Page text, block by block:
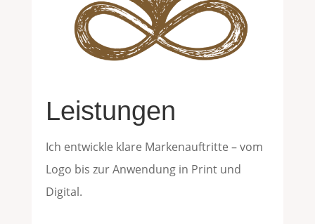
Leistungen
Ich entwickle klare Markenauftritte – vom
Logo bis zur Anwendung in Print und
Digital.